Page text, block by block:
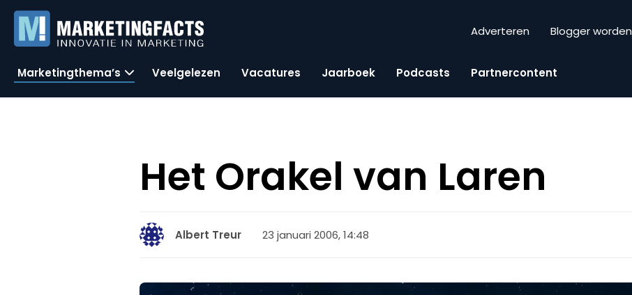
Adverteren Blogger worden
Marketingthema’s Veelgelezen Vacatures Jaarboek Podcasts Partnercontent
Het Orakel van Laren
Albert Treur 23 januari 2006, 14:48